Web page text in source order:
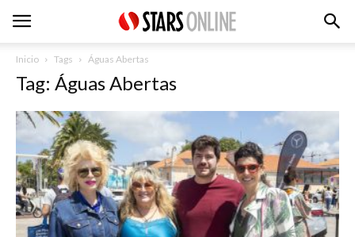
Inicio Tags Águas Abertas
Tag: Águas Abertas